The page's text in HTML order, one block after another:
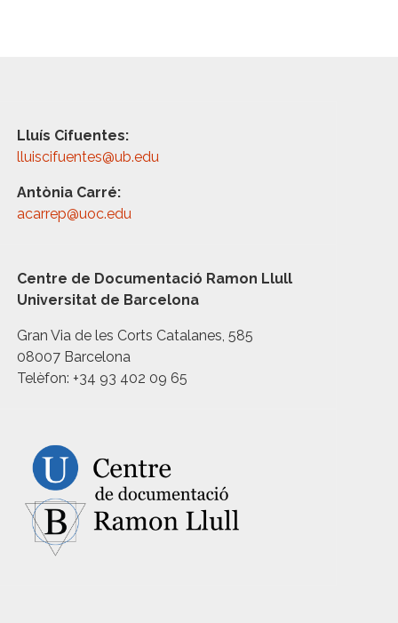
Lluís Cifuentes:
lluiscifuentes@ub.edu
Antònia Carré:
acarrep@uoc.edu
Centre de Documentació Ramon Llull
Universitat de Barcelona
Gran Via de les Corts Catalanes, 585
08007 Barcelona
Telèfon: +34 93 402 09 65